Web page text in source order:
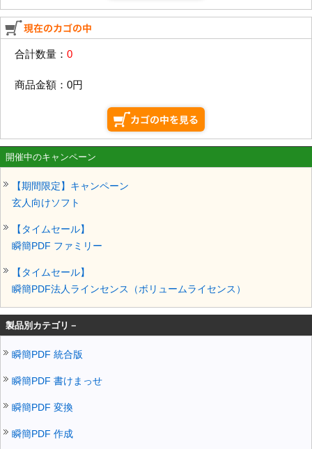
合計数量： 0
商品金額： 0円
開催中のキャンペーン
【期間限定】キャンペーン
玄人向けソフト
【タイムセール】
瞬簡PDF ファミリー
【タイムセール】
瞬簡PDF法人ラインセンス（ボリュームライセンス）
製品別カテゴリ－
瞬簡PDF 統合版
瞬簡PDF 書けまっせ
瞬簡PDF 変換
瞬簡PDF 作成